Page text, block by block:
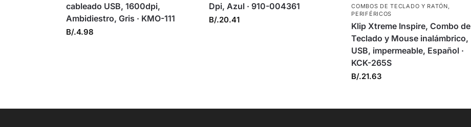
cableado USB, 1600dpi,
Ambidiestro, Gris · KMO-111
B/.4.98
Dpi, Azul · 910-004361
B/.20.41
COMBOS DE TECLADO Y RATÓN,
PERIFÉRICOS
Klip Xtreme Inspire, Combo de
Teclado y Mouse inalámbrico,
USB, impermeable, Español ·
KCK-265S
B/.21.63